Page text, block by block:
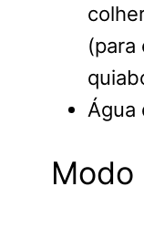
(para
Água
Modo